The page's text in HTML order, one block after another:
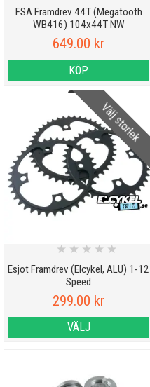
FSA Framdrev 44T (Megatooth
WB416) 104x44T NW
649.00 kr
KÖP
Välj storlek
Esjot Framdrev (Elcykel, ALU) 1-12
Speed
★ ★ ★ ★ ★
299.00 kr
VÄLJ